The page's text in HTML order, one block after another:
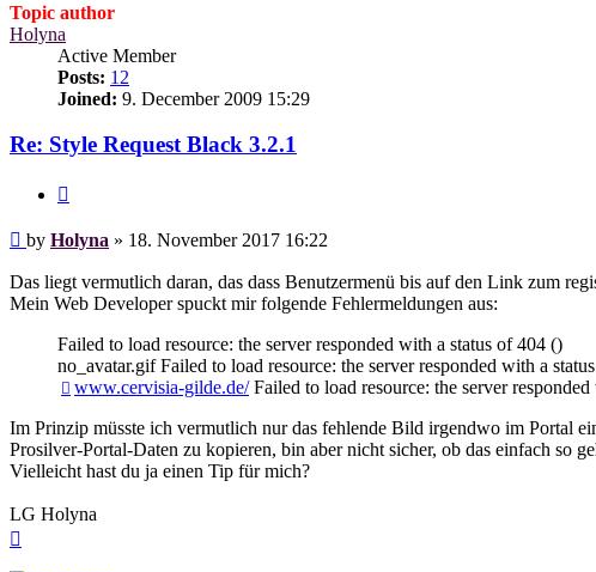
Topic author
Holyna
Active Member
Posts: 12
Joined: 9. December 2009 15:29
Re: Style Request Black 3.2.1
Post
by Holyna » 18. November 2017 16:22
Das liegt vermutlich daran, das dass Benutzermenü bis auf den Link zum
Mein Web Developer spuckt mir folgende Fehlermeldungen aus:
Failed to load resource: the server responded with a status of 404 ()
no_avatar.gif Failed to load resource: the server responded with a
www.cervisia-gilde.de/Failed to load resource: the server
Im Prinzip müsste ich vermutlich nur das fehlende Bild irgendwo im Portal
Prosilver-Portal-Daten zu kopieren, bin aber nicht sicher, ob das einfach so
Vielleicht hast du ja einen Tip für mich?
LG Holyna